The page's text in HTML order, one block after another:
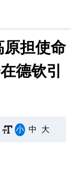
原担使命
德钦引
小 中 大